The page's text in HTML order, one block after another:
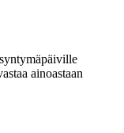
ainoastaan